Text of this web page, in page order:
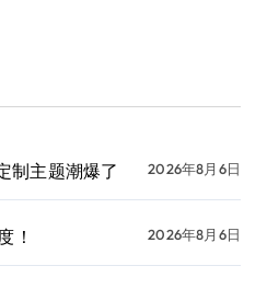
制主题潮爆了 2026年8月6日
！ 2026年8月6日